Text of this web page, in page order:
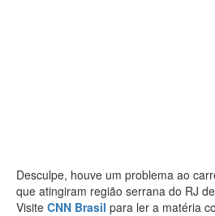
Desculpe, houve um problema ao
que atingiram região serrana do RJ
Visite CNN Brasil para ler a matéria